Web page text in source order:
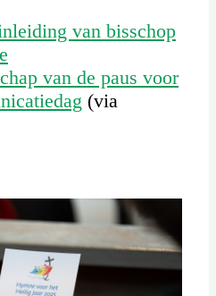
van bisschop
van de paus voor
(via